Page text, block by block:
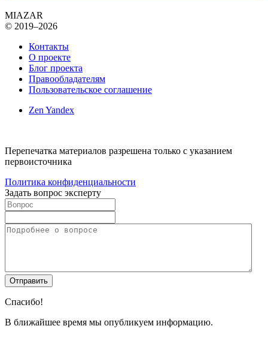
MIAZAR
© 2019–2026
Контакты
О проекте
Блог проекта
Правообладателям
Пользовательское соглашение
Zen Yandex
Перепечатка материалов разрешена только с указанием
первоисточника
Политика конфиденциальности
Задать вопрос эксперту
Спасибо!
В ближайшее время мы опубликуем информацию.